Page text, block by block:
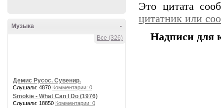
-
Музыка
Все (326)
Демис Русос. Сувенир.
Слушали: 4870 Комментарии: 0
Smokie - What Can I Do (1976)
Слушали: 18850 Комментарии: 0
Это цитата
цитатник или
Надписи для